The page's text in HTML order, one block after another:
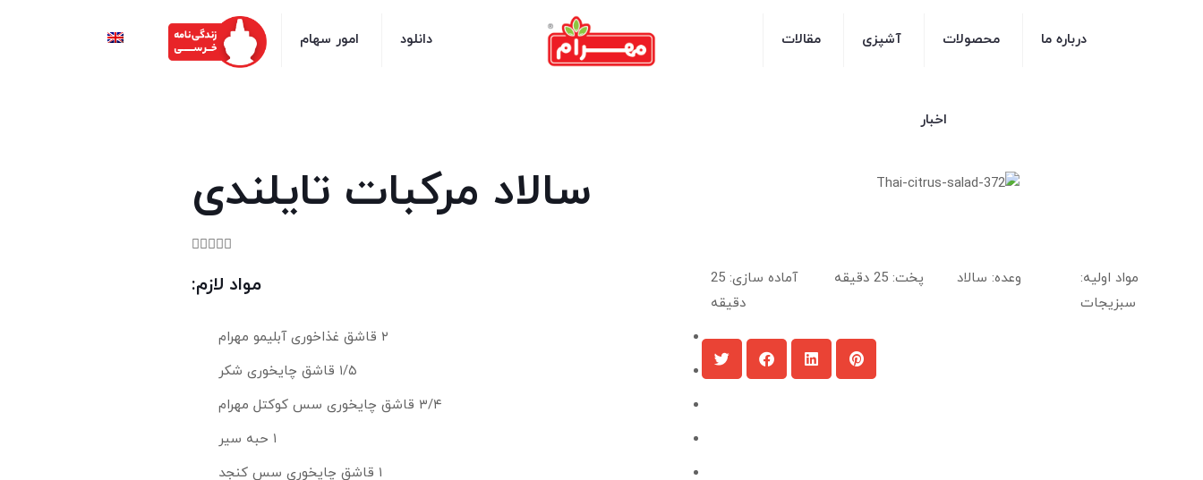
دانلود امور سهام درباره ما محصولات آشپزی مقالات
اخبار
مواد اولیه:
سبزیجات
وعده: سالاد پخت: 25 دقیقه
آماده سازی: 25
دقیقه
سالاد مرکبات تایلندی

مواد لازم:
۲ قاشق غذاخوری آبلیمو مهرام
۱/۵ قاشق چایخوری شکر
۳/۴ قاشق چایخوری سس کوکتل مهرام
۱ حبه سیر
۱ قاشق چایخوری سس کنجد